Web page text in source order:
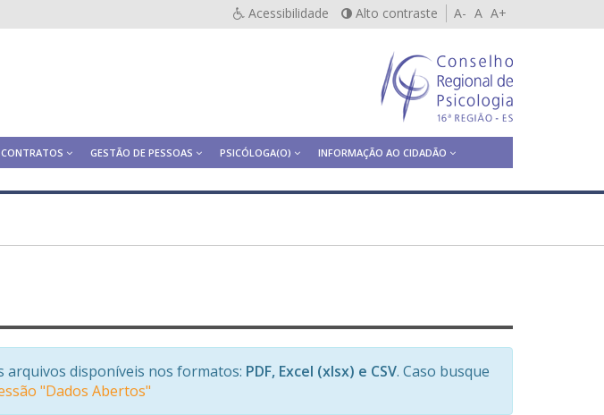
Acessibilidade Alto contraste A- A A+
GESTÃO DE PESSOAS PSICÓLOGA(O) INFORMAÇÃO AO CIDADÃO
arquivos disponíveis nos formatos: PDF, Excel (xlsx) e CSV. Caso busque
"Dados Abertos"